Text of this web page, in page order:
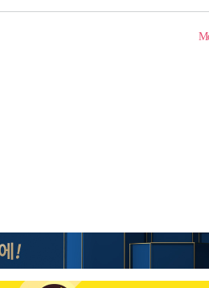
2 전현무 "전 연인